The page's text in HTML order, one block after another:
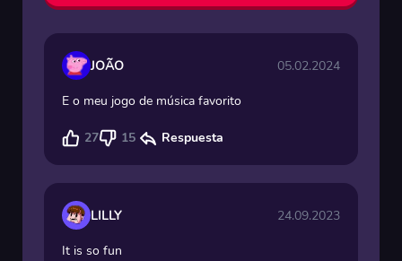
JOÃO 05.02.2024
E o meu jogo de música favorito
27 15 Respuesta
LILLY 24.09.2023
It is so fun